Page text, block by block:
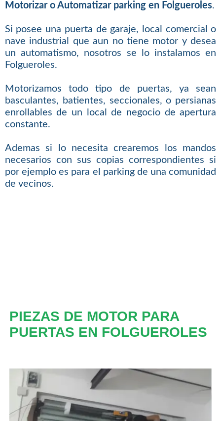
Motorizar o Automatizar parking en Folgueroles.
Si posee una puerta de garaje, local comercial o
nave industrial que aun no tiene motor y desea
un automatismo, nosotros se lo instalamos en
Folgueroles.
Motorizamos todo tipo de puertas, ya sean
basculantes, batientes, seccionales, o persianas
enrollables de un local de negocio de apertura
constante.
Ademas si lo necesita crearemos los mandos
necesarios con sus copias correspondientes si
por ejemplo es para el parking de una comunidad
de vecinos.
PIEZAS DE MOTOR PARA
PUERTAS EN FOLGUEROLES